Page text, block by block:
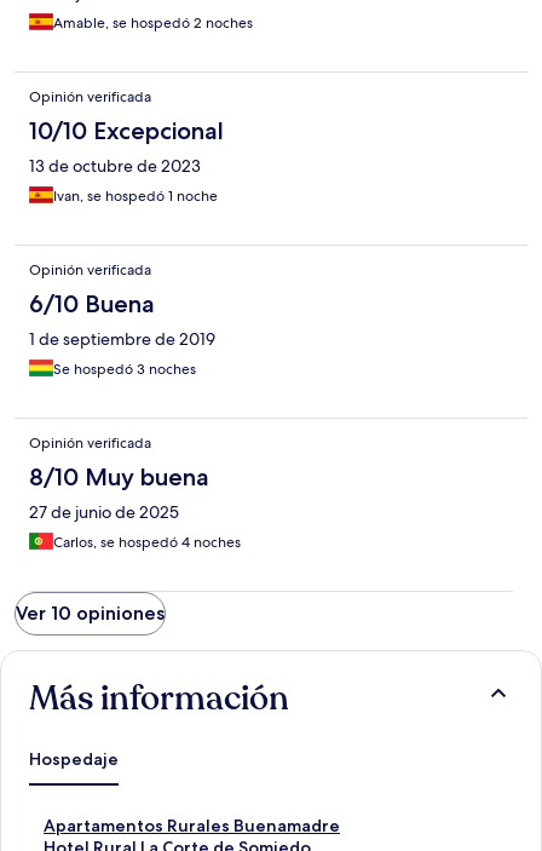
Amable, se hospedó 2 noches
Opinión verificada
10/10 Excepcional
13 de octubre de 2023
Ivan, se hospedó 1 noche
Opinión verificada
6/10 Buena
1 de septiembre de 2019
Se hospedó 3 noches
Opinión verificada
8/10 Muy buena
27 de junio de 2025
Carlos, se hospedó 4 noches
Ver 10 opiniones
Más información
Hospedaje
Apartamentos Rurales Buenamadre
E
n
E